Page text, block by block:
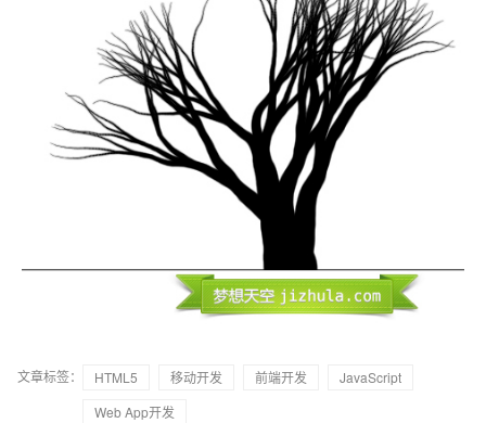
文章标签： HTML5 移动开发 前端开发
JavaScript
Web App开发